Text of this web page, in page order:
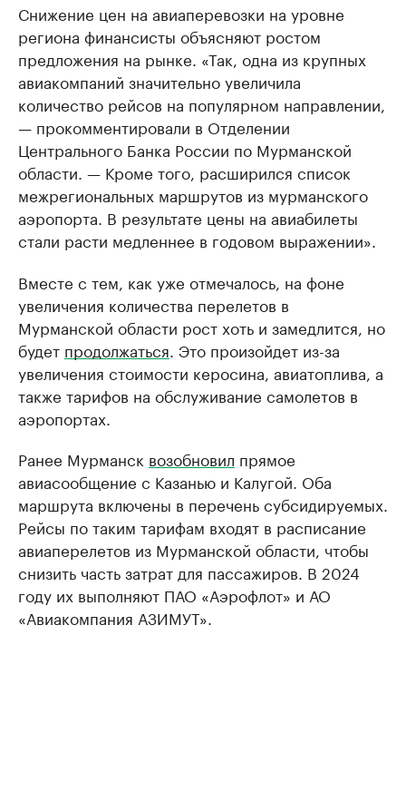
Снижение цен на авиаперевозки на уровне
региона финансисты объясняют ростом
предложения на рынке. «Так, одна из крупных
авиакомпаний значительно увеличила
количество рейсов на популярном направлении,
— прокомментировали в Отделении
Центрального Банка России по Мурманской
области. — Кроме того, расширился список
межрегиональных маршрутов из мурманского
аэропорта. В результате цены на авиабилеты
стали расти медленнее в годовом выражении».
Вместе с тем, как уже отмечалось, на фоне
увеличения количества перелетов в
Мурманской области рост хоть и замедлится, но
будет продолжаться. Это произойдет из-за
увеличения стоимости керосина, авиатоплива, а
также тарифов на обслуживание самолетов в
аэропортах.
Ранее Мурманск возобновил прямое
авиасообщение с Казанью и Калугой. Оба
маршрута включены в перечень субсидируемых.
Рейсы по таким тарифам входят в расписание
авиаперелетов из Мурманской области, чтобы
снизить часть затрат для пассажиров. В 2024
году их выполняют ПАО «Аэрофлот» и АО
«Авиакомпания АЗИМУТ».